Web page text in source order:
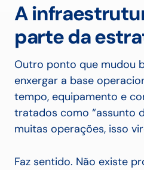
A
parte da
Outro ponto que mudou
enxergar a base
tempo, equipamento e
tratados como “assunto
muitas operações, isso
Faz sentido. Não existe